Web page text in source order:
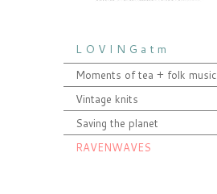
L O V I N G a t m
Moments of tea + folk music
Vintage knits
Saving the planet
RAVENWAVES